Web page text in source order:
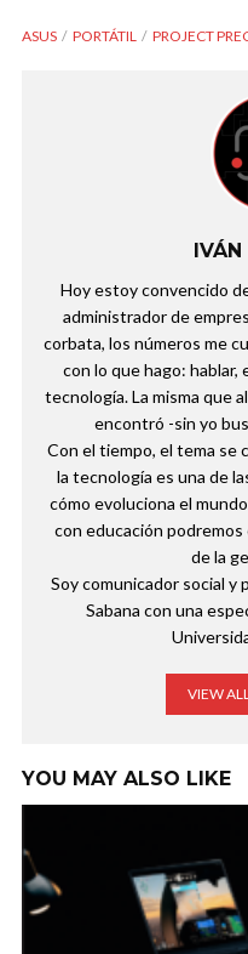
ASUS PORTÁTIL PROJECT
Hoy estoy convencido
administrador de
corbata, los números me
con lo que hago: hablar,
tecnología. La misma que
encontró -sin yo
Con el tiempo, el tema se
la tecnología es una de
cómo evoluciona el
con educación podremos
de la
Soy comunicador social y
Sabana con una
VIEW
YOU MAY ALSO LIKE